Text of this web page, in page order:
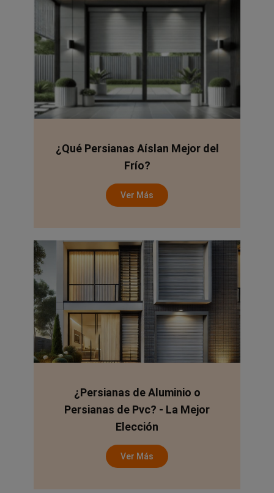
¿Qué Persianas Aíslan Mejor del
Frío?
Ver Más
¿Persianas de Aluminio o
Persianas de Pvc? - La Mejor
Elección
Ver Más